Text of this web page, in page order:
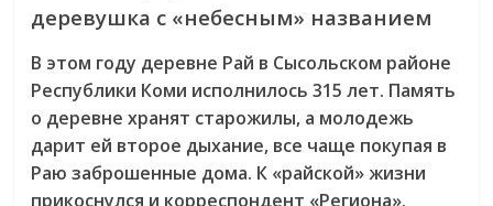
деревушка с «небесным» названием
В этом году деревне Рай в Сысольском районе
Республики Коми исполнилось 315 лет. Память
о деревне хранят старожилы, а молодежь
дарит ей второе дыхание, все чаще покупая в
Раю заброшенные дома. К «райской» жизни
прикоснулся и корреспондент «Региона».